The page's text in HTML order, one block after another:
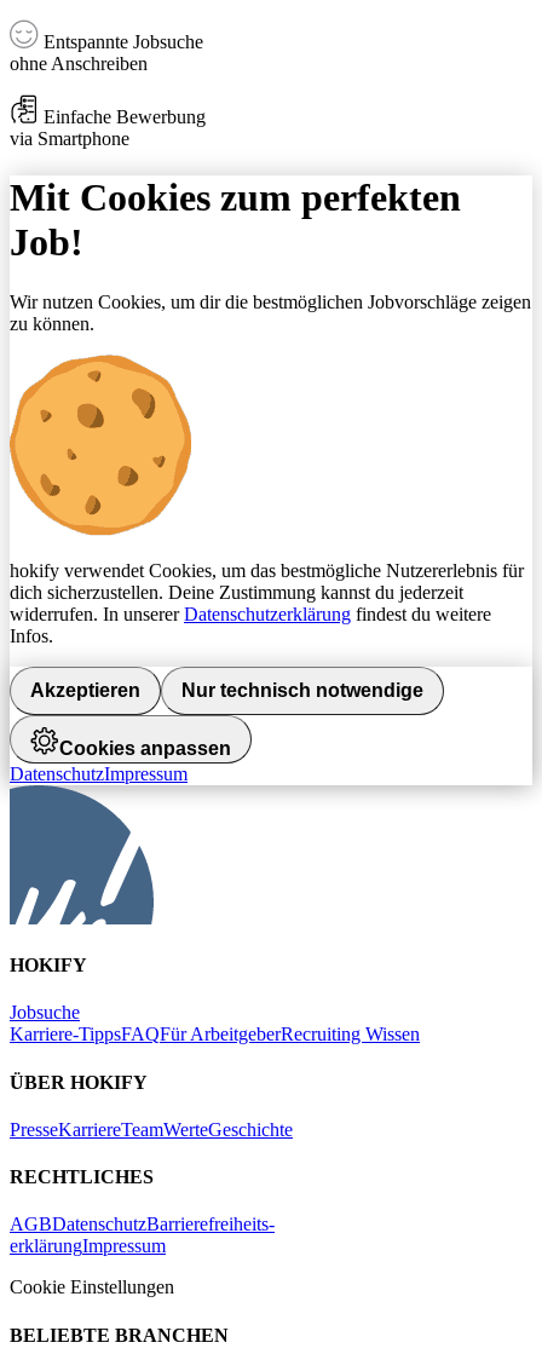
Entspannte Jobsuche
ohne Anschreiben
Einfache Bewerbung
via Smartphone
Mit Cookies zum perfekten
Job!
Wir nutzen Cookies, um dir die bestmöglichen Jobvorschläge zeigen
zu können.
hokify verwendet Cookies, um das bestmögliche Nutzererlebnis für
dich sicherzustellen. Deine Zustimmung kannst du jederzeit
widerrufen. In unsererDatenschutzerklärung findest du weitere
Infos.
Akzeptieren Nur technisch notwendige
Cookies anpassen
DatenschutzImpressum
HOKIFY
Jobsuche
Karriere-TippsFAQFür ArbeitgeberRecruiting Wissen
ÜBER HOKIFY
PresseKarriereTeamWerteGeschichte
RECHTLICHES
AGBDatenschutzBarrierefreiheits-
erklärungImpressum
Cookie Einstellungen
BELIEBTE BRANCHEN